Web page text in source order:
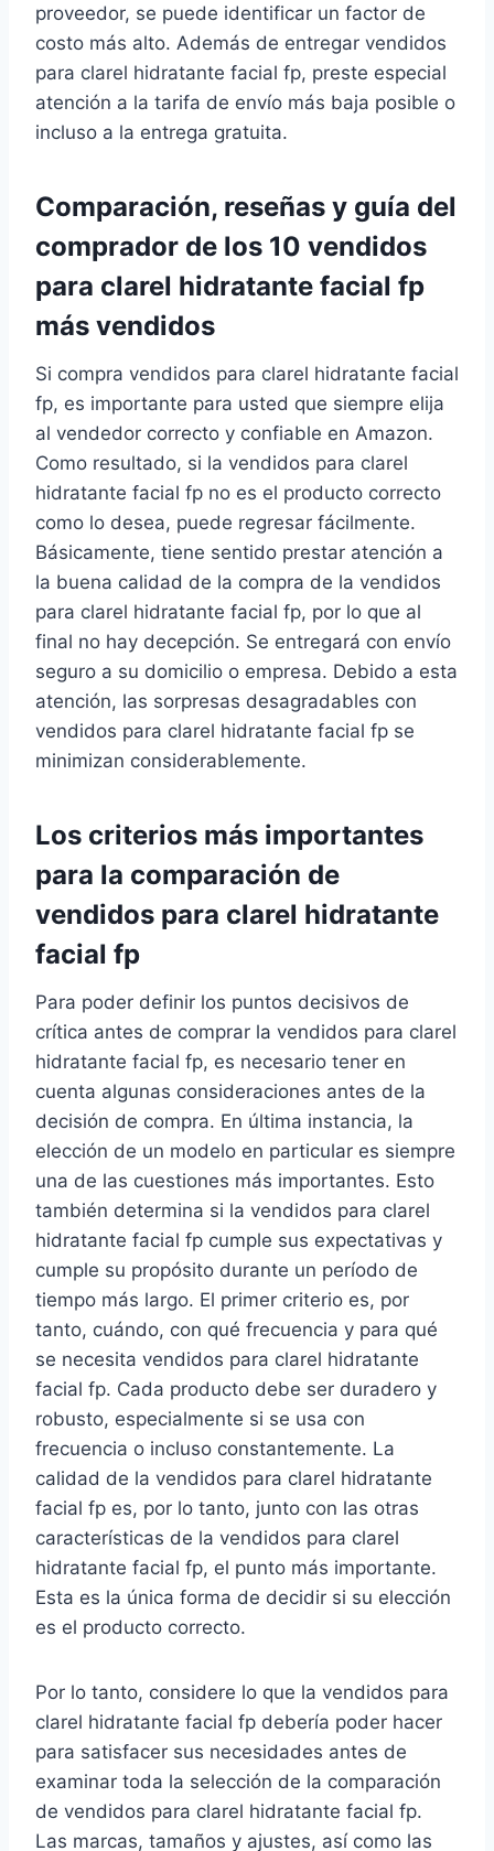
proveedor, se puede identificar un factor de
costo más alto. Además de entregar vendidos
para clarel hidratante facial fp, preste especial
atención a la tarifa de envío más baja posible o
incluso a la entrega gratuita.
Comparación, reseñas y guía del
comprador de los 10 vendidos
para clarel hidratante facial fp
más vendidos
Si compra vendidos para clarel hidratante facial
fp, es importante para usted que siempre elija
al vendedor correcto y confiable en Amazon.
Como resultado, si la vendidos para clarel
hidratante facial fp no es el producto correcto
como lo desea, puede regresar fácilmente.
Básicamente, tiene sentido prestar atención a
la buena calidad de la compra de la vendidos
para clarel hidratante facial fp, por lo que al
final no hay decepción. Se entregará con envío
seguro a su domicilio o empresa. Debido a esta
atención, las sorpresas desagradables con
vendidos para clarel hidratante facial fp se
minimizan considerablemente.
Los criterios más importantes
para la comparación de
vendidos para clarel hidratante
facial fp
Para poder definir los puntos decisivos de
crítica antes de comprar la vendidos para clarel
hidratante facial fp, ​​es necesario tener en
cuenta algunas consideraciones antes de la
decisión de compra. En última instancia, la
elección de un modelo en particular es siempre
una de las cuestiones más importantes. Esto
también determina si la vendidos para clarel
hidratante facial fp cumple sus expectativas y
cumple su propósito durante un período de
tiempo más largo. El primer criterio es, por
tanto, cuándo, con qué frecuencia y para qué
se necesita vendidos para clarel hidratante
facial fp. Cada producto debe ser duradero y
robusto, especialmente si se usa con
frecuencia o incluso constantemente. La
calidad de la vendidos para clarel hidratante
facial fp es, por lo tanto, junto con las otras
características de la vendidos para clarel
hidratante facial fp, el punto más importante.
Esta es la única forma de decidir si su elección
es el producto correcto.
Por lo tanto, considere lo que la vendidos para
clarel hidratante facial fp debería poder hacer
para satisfacer sus necesidades antes de
examinar toda la selección de la comparación
de vendidos para clarel hidratante facial fp.
Las marcas, tamaños y ajustes, así como las